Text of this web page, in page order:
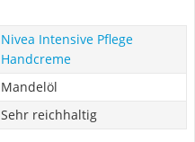
Nivea Intensive Pflege
Handcreme
Mandelöl
Sehr reichhaltig